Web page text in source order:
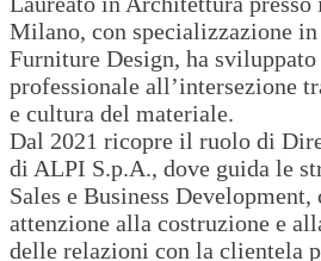
Milano, con specializzazione
Furniture Design, ha sviluppato
professionale all’intersezione
e cultura del materiale.
Dal 2021 ricopre il ruolo di
di ALPI S.p.A., dove guida le
Sales e Business
attenzione alla costruzione e
delle relazioni con la clientela